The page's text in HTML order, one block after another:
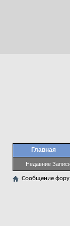
Главная
Недавние
Сообщение